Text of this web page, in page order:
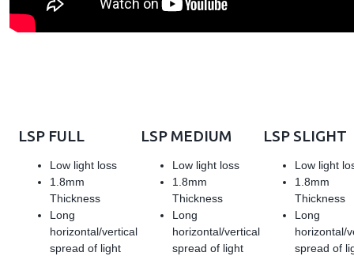
LSP FULL
Low light loss
1.8mm
Thickness
Long
horizontal/vertical
spread of light
LSP MEDIUM
Low light loss
1.8mm
Thickness
Long
horizontal/vertical
spread of light
LSP SLIGHT
Low light
1.8mm
Thickness
Long
horizontal/
spread of